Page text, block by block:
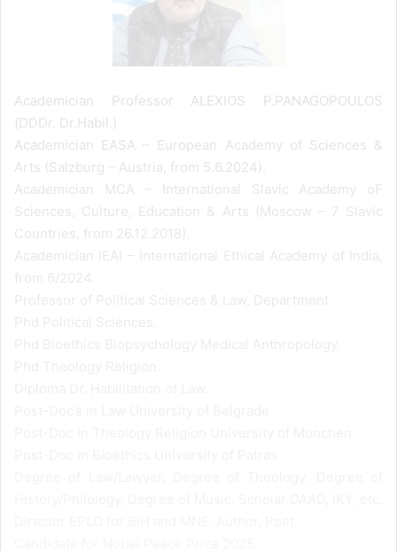
Academician Professor ALEXIOS P.PANAGOPOULOS
(DDDr. Dr.Habil.)
Academician EASA – European Academy of Sciences &
Arts (Salzburg – Austria, from 5.6.2024).
Academician MCA – International Slavic Academy oF
Sciences, Culture, Education & Arts (Moscow – 7 Slavic
Countries, from 26.12.2018).
Academician IEAI – International Ethical Academy of India,
from 6/2024.